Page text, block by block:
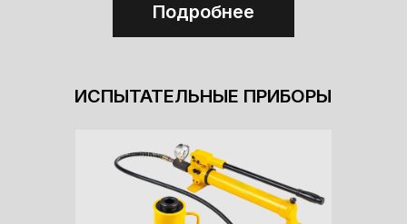
Подробнее
ИСПЫТАТЕЛЬНЫЕ ПРИБОРЫ